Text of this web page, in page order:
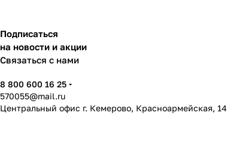
Подписаться
на новости и акции
Связаться с нами
8 800 600 16 25
570055@mail.ru
Центральный офис г. Кемерово, Красноармейская, 14